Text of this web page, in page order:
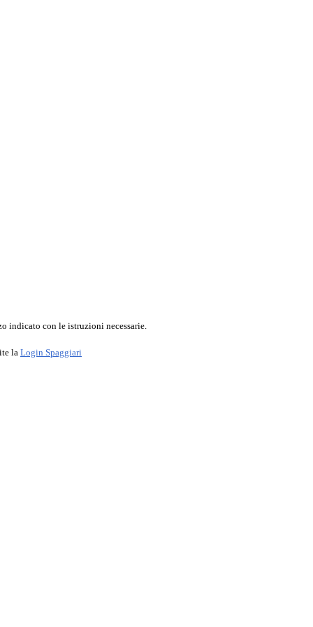
indicato con le istruzioni necessarie.
la Login Spaggiari